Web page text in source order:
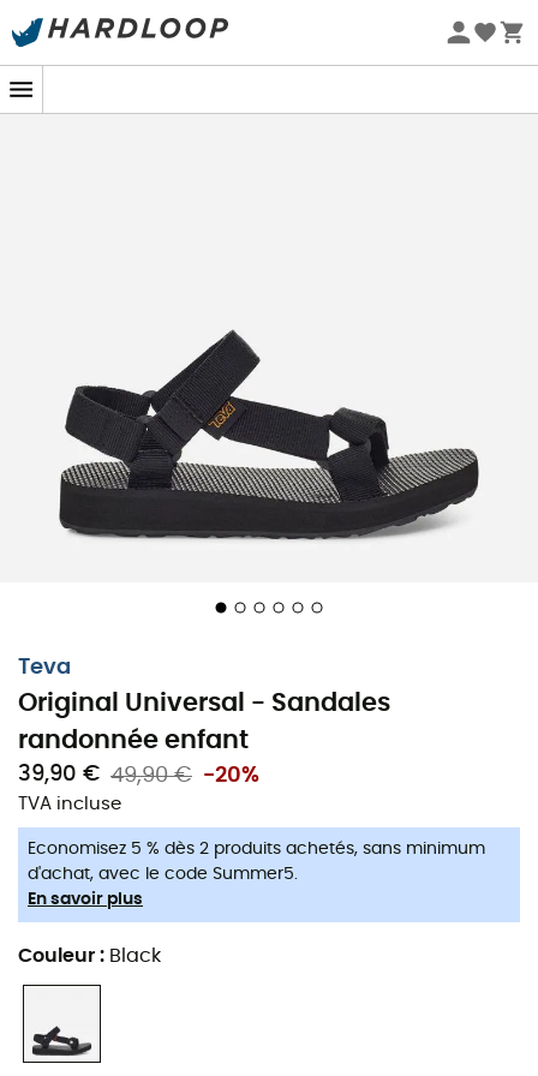
Promos d'été 🔥 -5 % EXTRA dès 2 produits* code Summer5
-5% Extra - Code Summer5
Teva
Original Universal - Sandales
randonnée enfant
39,90 € 49,90 € -20%
TVA incluse
Economisez 5 % dès 2 produits achetés, sans minimum
d'achat, avec le code Summer5.
En savoir plus
Couleur : Black
Des sandales universelles pour des
aventures sans limites !
Laissez vos enfants explorer la nature en toute liberté
enfants bénéficieront d'un amorti doux et parfait. De
plus, lasemelle extérieure adhérente